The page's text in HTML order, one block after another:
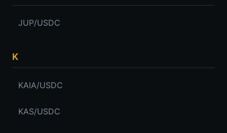
JUP/USDC
K
KAIA/USDC
KAS/USDC